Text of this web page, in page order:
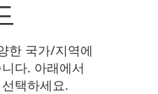
한 국가/지역에
다. 아래에서
택하세요.